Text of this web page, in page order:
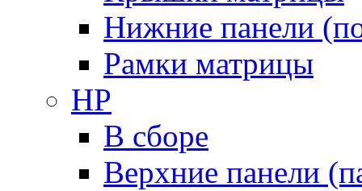
Нижние панели
Рамки матрицы
HP
В сборе
Верхние панели